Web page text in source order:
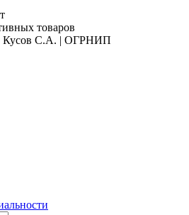
товаров
Кусов С.А. | ОГРНИП